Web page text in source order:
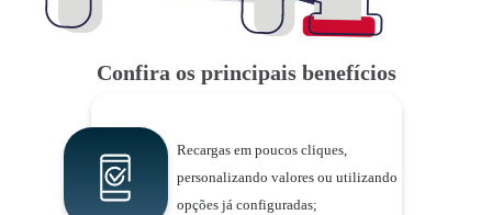
Confira os principais benefícios
Recargas em poucos cliques,
personalizando valores ou utilizando
opções já configuradas;